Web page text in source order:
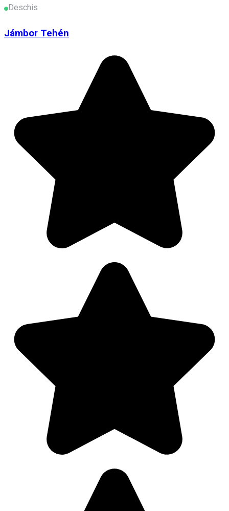
Deschis
Jámbor Tehén